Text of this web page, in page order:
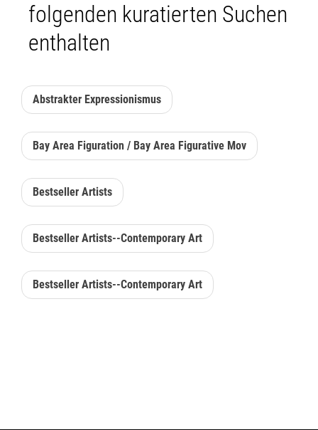
folgenden kuratierten Suchen
enthalten
Abstrakter Expressionismus
Bay Area Figuration / Bay Area Figurative Mov
Bestseller Artists
Bestseller Artists--Contemporary Art
Bestseller Artists--Contemporary Art